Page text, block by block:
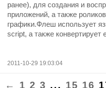
ранее), для создания и
приложений, а также
графики.Флеш использует
script, а также конвертирует
2011-10-29 19:03:04
← 1 2 3 ... 15 16